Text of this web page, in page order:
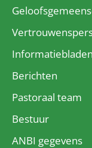
Berichten
Pastoraal team
Bestuur
ANBI gegevens